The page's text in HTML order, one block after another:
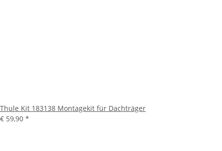
Thule Kit 183138 Montagekit für Dachträger
€ 59,90 *